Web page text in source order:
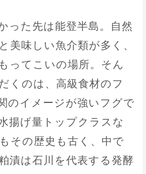
った先は能登半島。自然
美味しい魚介類が多く、
ってこいの場所。そん
くのは、高級食材のフ
のイメージが強いフグで
揚げ量トップクラスな
その歴史も古く、中で
漬は石川を代表する発酵